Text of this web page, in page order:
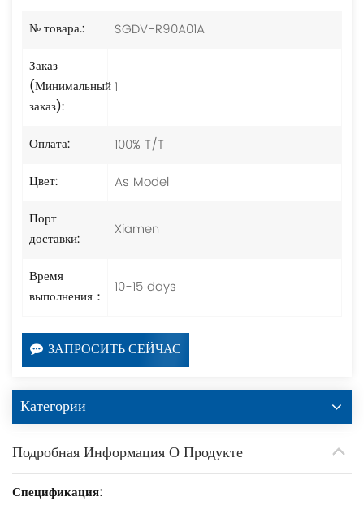
№ товара.:
SGDV-R90A01A
Заказ
(Минимальный
заказ):
1
Оплата:
100% T/T
Цвет:
As Model
Порт
доставки:
Xiamen
Время
выполнения：
10-15 days
ЗАПРОСИТЬ СЕЙЧАС
Категории
Подробная Информация О Продукте
Спецификация: